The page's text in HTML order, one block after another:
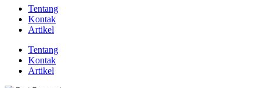
Tentang
Kontak
Artikel
Tentang
Kontak
Artikel